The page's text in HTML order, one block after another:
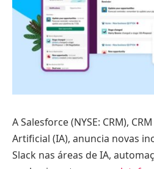
A Salesforce (NYSE: CRM),
Artificial (IA), anuncia novas
Slack nas áreas de IA,